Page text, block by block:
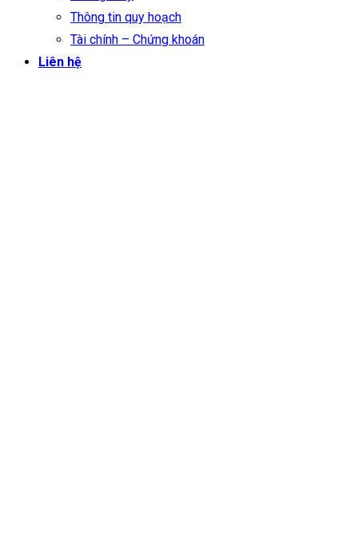
Thông tin quy hoạch
Tài chính – Chứng khoán
Liên hệ